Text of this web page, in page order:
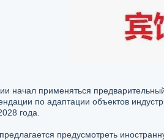
начал применяться
по адаптации объектов
года.
предусмотреть